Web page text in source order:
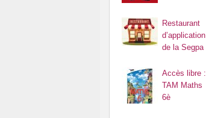
Restaurant
d’application
de la Segpa
Accès libre :
TAM Maths
6è